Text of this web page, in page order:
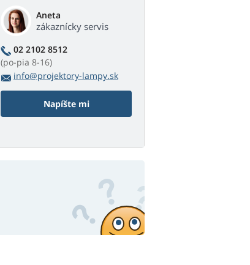
Aneta
zákaznícky servis
02 2102 8512
(po-pia 8-16)
info@projektory-lampy.sk
Napíšte mi